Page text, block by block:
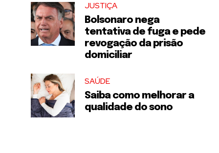
JUSTIÇA
Bolsonaro nega
tentativa de fuga e pede
revogação da prisão
domiciliar
SAÚDE
Saiba como melhorar a
qualidade do sono